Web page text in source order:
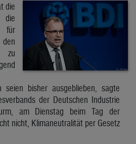
die
die
für
zu
seien bisher ausgeblieben, sagte
der Deutschen Industrie
am Dienstag beim Tag der
nicht, Klimaneutralität per Gesetz